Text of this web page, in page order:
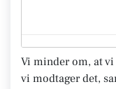
Vi minder om, at
vi modtager det,